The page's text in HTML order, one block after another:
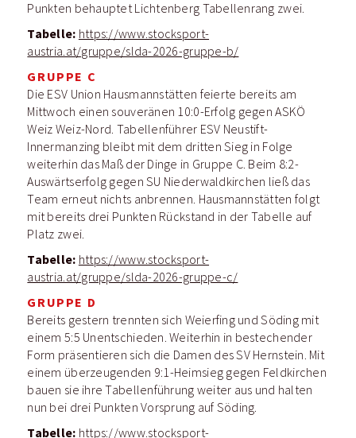
Punkten behauptet Lichtenberg Tabellenrang zwei.
Tabelle: https://www.stocksport-
austria.at/gruppe/slda-2026-gruppe-b/
GRUPPE C
Die ESV Union Hausmannstätten feierte bereits am
Mittwoch einen souveränen 10:0-Erfolg gegen ASKÖ
Weiz Weiz-Nord. Tabellenführer ESV Neustift-
Innermanzing bleibt mit dem dritten Sieg in Folge
weiterhin das Maß der Dinge in Gruppe C. Beim 8:2-
Auswärtserfolg gegen SU Niederwaldkirchen ließ das
Team erneut nichts anbrennen. Hausmannstätten folgt
mit bereits drei Punkten Rückstand in der Tabelle auf
Platz zwei.
Tabelle: https://www.stocksport-
austria.at/gruppe/slda-2026-gruppe-c/
GRUPPE D
Bereits gestern trennten sich Weierfing und Söding mit
einem 5:5 Unentschieden. Weiterhin in bestechender
Form präsentieren sich die Damen des SV Hernstein. Mit
einem überzeugenden 9:1-Heimsieg gegen Feldkirchen
bauen sie ihre Tabellenführung weiter aus und halten
nun bei drei Punkten Vorsprung auf Söding.
Tabelle: https://www.stocksport-